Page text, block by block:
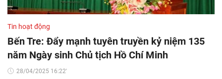
Tin hoạt động
Bến Tre: Đẩy mạnh tuyên truyền kỷ niệm 135
năm Ngày sinh Chủ tịch Hồ Chí Minh
28/04/2025 16:22'